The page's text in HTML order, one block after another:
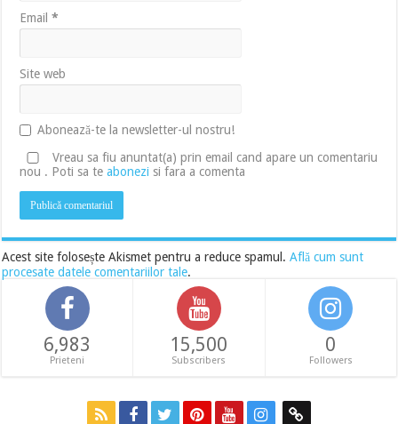
Email*
Site web
Abonează-te la newsletter-ul nostru!
Vreau sa fiu anuntat(a) prin email cand apare un comentariu
nou . Poti sa teabonezi si fara a comenta
Acest site folosește Akismet pentru a reduce spamul.Află cum sunt
procesate datele comentariilor tale.
6,983
Prieteni
15,500
Subscribers
0
Followers